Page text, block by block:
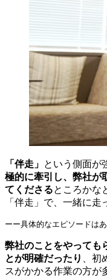
「伴走」 という側面が
極的に牽引し、弊社が
てくださるところかな
「伴走」で、一緒に走
ーー具体的なエピソードは
弊社のことをやっても
とが明確だったり
、
スがかかる作業の方が